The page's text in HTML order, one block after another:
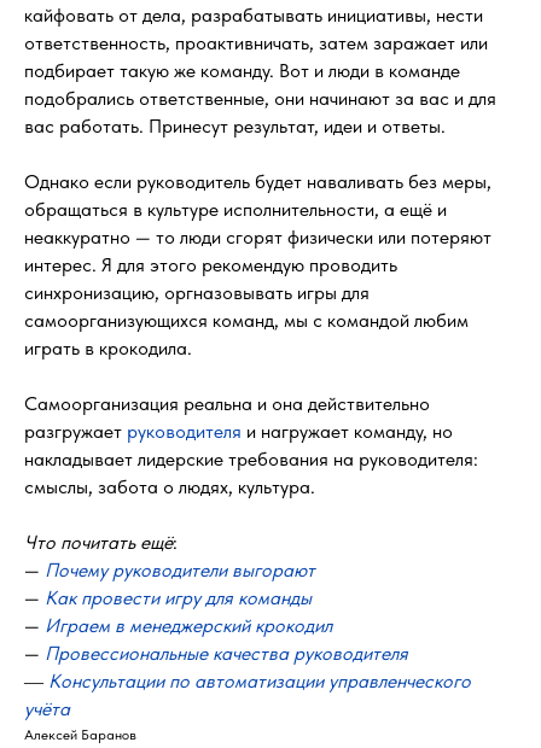
кайфовать от дела, разрабатывать инициативы, нести
ответственность, проактивничать, затем заражает или
подбирает такую же команду. Вот и люди в команде
подобрались ответственные, они начинают за вас и для
вас работать. Принесут результат, идеи и ответы.
Однако если руководитель будет наваливать без меры,
обращаться в культуре исполнительности, а ещё и
неаккуратно — то люди сгорят физически или потеряют
интерес. Я для этого рекомендую проводить
синхронизацию, оргназовывать игры для
самоорганизующихся команд, мы с командой любим
играть в крокодила.
Самоорганизация реальна и она действительно
разгружает руководителя и нагружает команду, но
накладывает лидерские требования на руководителя:
смыслы, забота о людях, культура.
Что почитать ещё:
— Почему руководители выгорают
— Как провести игру для команды
— Играем в менеджерский крокодил
— Провессиональные качества руководителя
— Консультации по автоматизации управленческого
учёта
Алексей Баранов